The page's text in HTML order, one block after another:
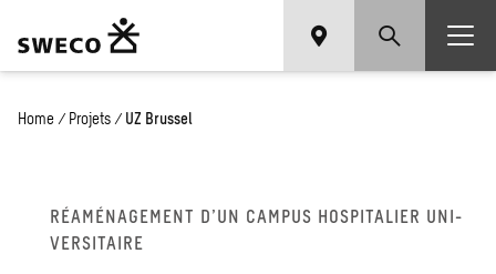
Home / Projets / UZ Brussel
RÉAMÉ­NA­GE­MENT D’UN CAM­PUS HOS­PI­TA­LIER UNI­
VER­SI­TAIRE